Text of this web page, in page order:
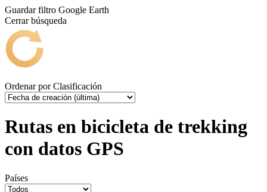
Guardar filtro Google Earth
Cerrar búsqueda
Ordenar por Clasificación
Rutas en bicicleta de trekking
con datos GPS
Países